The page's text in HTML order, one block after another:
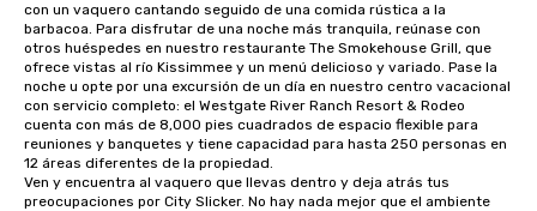
con un vaquero cantando seguido de una comida rústica a la
barbacoa. Para disfrutar de una noche más tranquila, reúnase con
otros huéspedes en nuestro restaurante The Smokehouse Grill, que
ofrece vistas al río Kissimmee y un menú delicioso y variado. Pase la
noche u opte por una excursión de un día en nuestro centro vacacional
con servicio completo: el Westgate River Ranch Resort & Rodeo
cuenta con más de 8,000 pies cuadrados de espacio flexible para
reuniones y banquetes y tiene capacidad para hasta 250 personas en
12 áreas diferentes de la propiedad.
Ven y encuentra al vaquero que llevas dentro y deja atrás tus
preocupaciones por City Slicker. No hay nada mejor que el ambiente